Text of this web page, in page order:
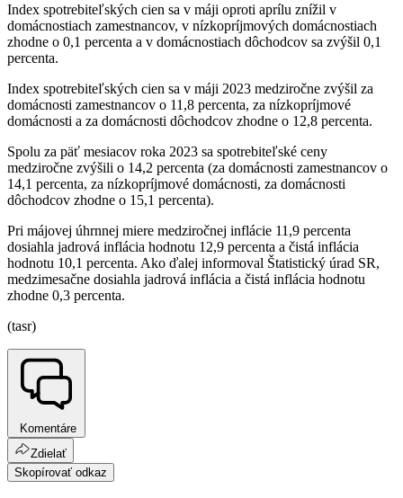
Index spotrebiteľských cien sa v máji oproti aprílu znížil v
domácnostiach zamestnancov, v nízkopríjmových domácnostiach
zhodne o 0,1 percenta a v domácnostiach dôchodcov sa zvýšil 0,1
percenta.
Index spotrebiteľských cien sa v máji 2023 medziročne zvýšil za
domácnosti zamestnancov o 11,8 percenta, za nízkopríjmové
domácnosti a za domácnosti dôchodcov zhodne o 12,8 percenta.
Spolu za päť mesiacov roka 2023 sa spotrebiteľské ceny
medziročne zvýšili o 14,2 percenta (za domácnosti zamestnancov o
14,1 percenta, za nízkopríjmové domácnosti, za domácnosti
dôchodcov zhodne o 15,1 percenta).
Pri májovej úhrnnej miere medziročnej inflácie 11,9 percenta
dosiahla jadrová inflácia hodnotu 12,9 percenta a čistá inflácia
hodnotu 10,1 percenta. Ako ďalej informoval Štatistický úrad SR,
medzimesačne dosiahla jadrová inflácia a čistá inflácia hodnotu
zhodne 0,3 percenta.
(tasr)
Komentáre
Zdielať
Skopírovať odkaz